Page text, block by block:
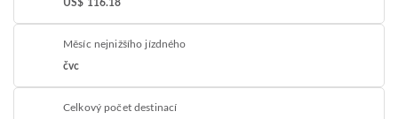
US$ 116.18
Měsíc nejnižšího jízdného
čvc
Celkový počet destinací